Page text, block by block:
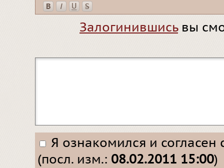
Залогинившисьвы
Я ознакомился и согласен
(посл. изм.: 08.02.2011 15:00)